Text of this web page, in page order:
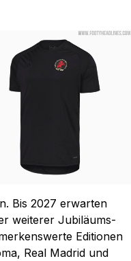
Bis 2027 erwarten
weiterer Jubiläums-
Editionen
Real Madrid und